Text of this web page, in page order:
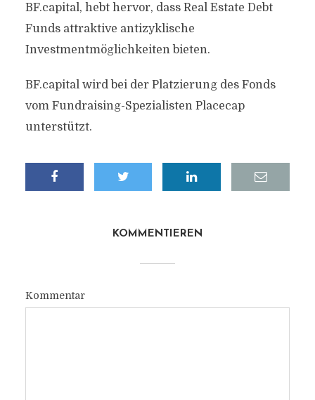
BF.capital, hebt hervor, dass Real Estate Debt
Funds attraktive antizyklische
Investmentmöglichkeiten bieten.
BF.capital wird bei der Platzierung des Fonds
vom Fundraising-Spezialisten Placecap
unterstützt.
KOMMENTIEREN
Kommentar